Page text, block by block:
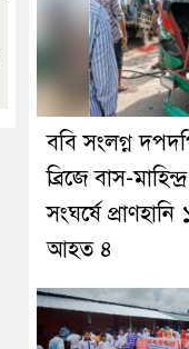
ববি সংলগ্ন
ব্রিজে বাস-মাহিন্দ্র
সংঘর্ষে প্রাণহানি
আহত ৪